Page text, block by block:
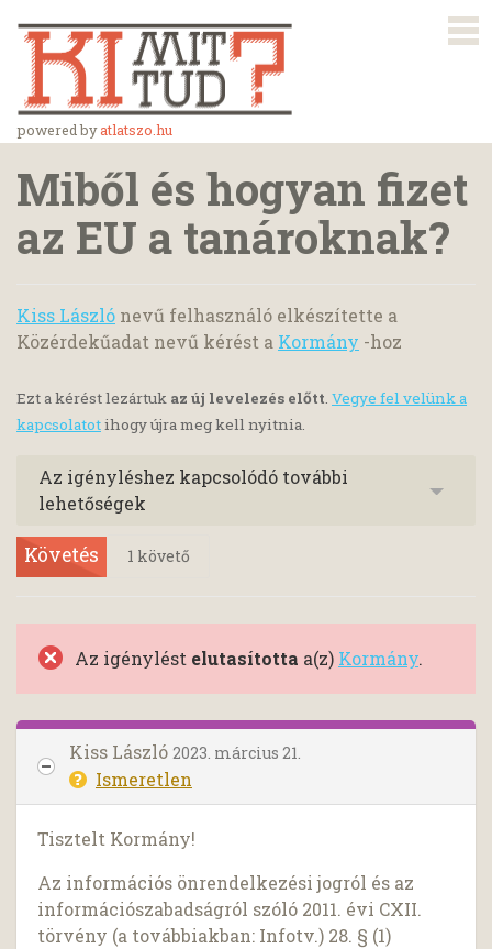
powered byatlatszo.hu
Miből és hogyan fizet
az EU a tanároknak?
Kiss László nevű felhasználó elkészítette a
Közérdekűadat nevű kérést a Kormány -hoz
Ezt a kérést lezártuk az új levelezés előtt. Vegye fel velünk a
kapcsolatotihogy újra meg kell nyitnia.
Az igényléshez kapcsolódó további
lehetőségek
Követés 1 követő
Az igénylést elutasította a(z) Kormány.
Kiss László 2023. március 21.
Ismeretlen
Tisztelt Kormány!
Az információs önrendelkezési jogról és az
információszabadságról szóló 2011. évi CXII.
törvény (a továbbiakban: Infotv.) 28. § (1)